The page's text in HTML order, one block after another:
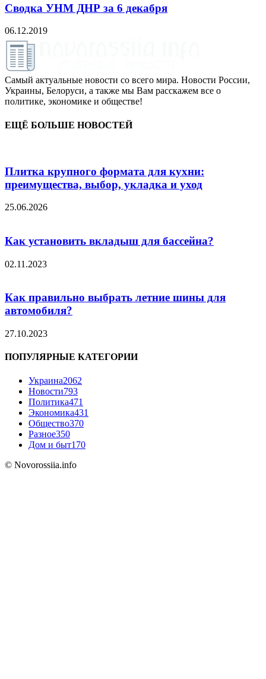
Сводка УНМ ДНР за 6 декабря
06.12.2019
Самый актуальные новости со всего мира. Новости России,
Украины, Белоруси, а также мы Вам расскажем все о
политике, экономике и обществе!
ЕЩЁ БОЛЬШЕ НОВОСТЕЙ
Плитка крупного формата для кухни:
преимущества, выбор, укладка и уход
25.06.2026
Как установить вкладыш для бассейна?
02.11.2023
Как правильно выбрать летние шины для
автомобиля?
27.10.2023
ПОПУЛЯРНЫЕ КАТЕГОРИИ
Украина2062
Новости793
Политика471
Экономика431
Общество370
Разное350
Дом и быт170
© Novorossiia.info